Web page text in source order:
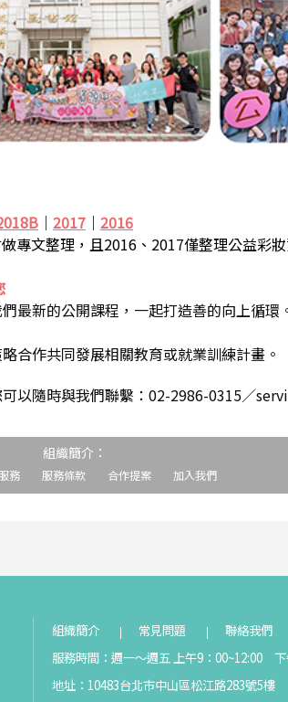
｜ 2017 ｜ 2016
專文整理，且2016、2017僅整理公益彩妝
們最新的公開課程，一起打造善的向上循環
合作共同發展相關教育或就業訓練計畫。
以隨時與我們聯繫：02-2986-0315／
組織簡介：
務 服務條款 合作提案 加入我們
組織簡介 常見問題 聯絡我們
服務時間：週一～週五 上午9：00~12:00
地址：10483台北市中山區松江路283號5樓